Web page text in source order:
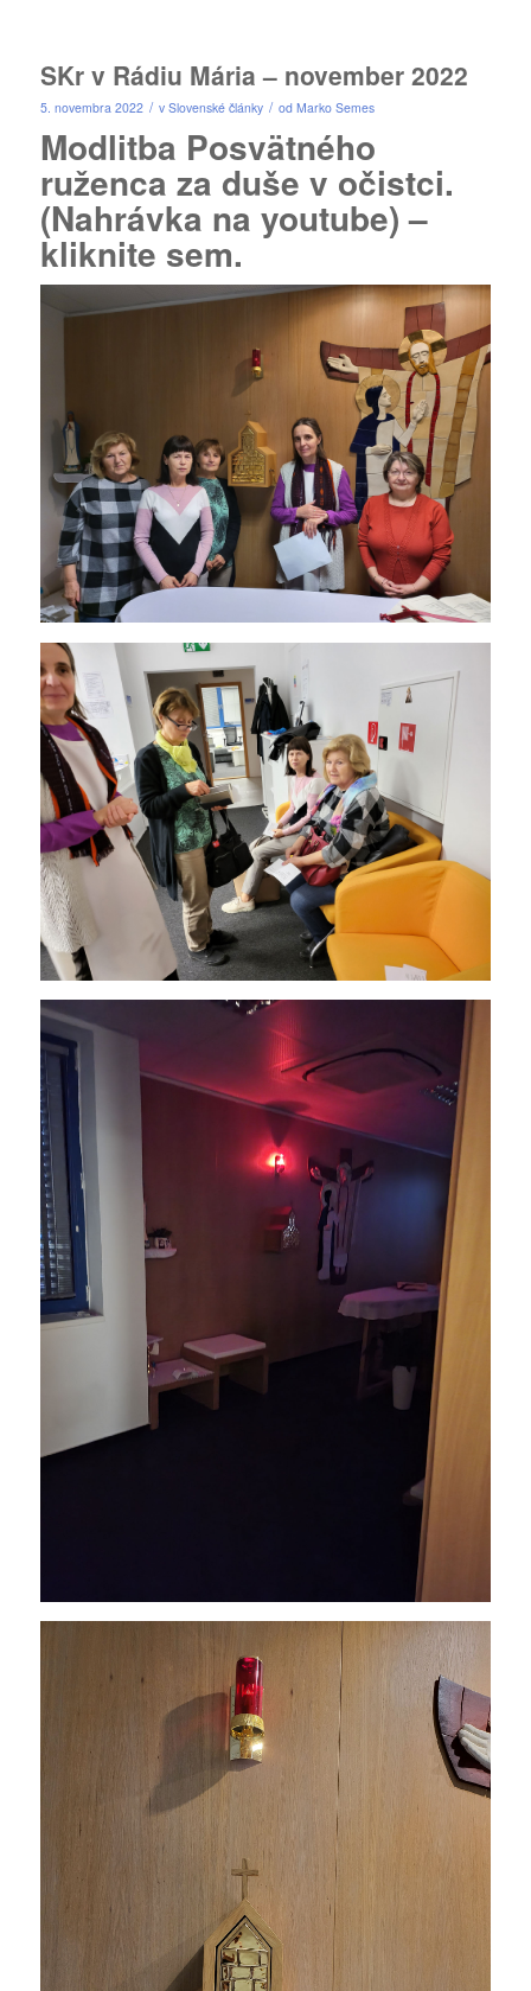
SKr v Rádiu Mária – november 2022
5. novembra 2022 / v Slovenské články / od Marko Semes
Modlitba Posvätného
ruženca za duše v očistci.
(Nahrávka na youtube) –
kliknite sem.